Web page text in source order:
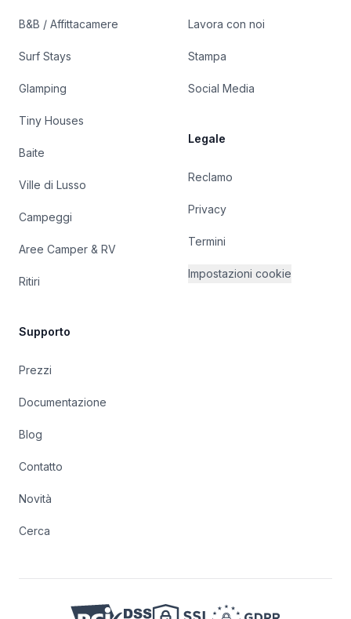
B&B / Affittacamere
Surf Stays
Glamping
Tiny Houses
Baite
Ville di Lusso
Campeggi
Aree Camper & RV
Ritiri
Supporto
Prezzi
Documentazione
Blog
Contatto
Novità
Cerca
Lavora con noi
Stampa
Social Media
Legale
Reclamo
Privacy
Termini
Impostazioni cookie